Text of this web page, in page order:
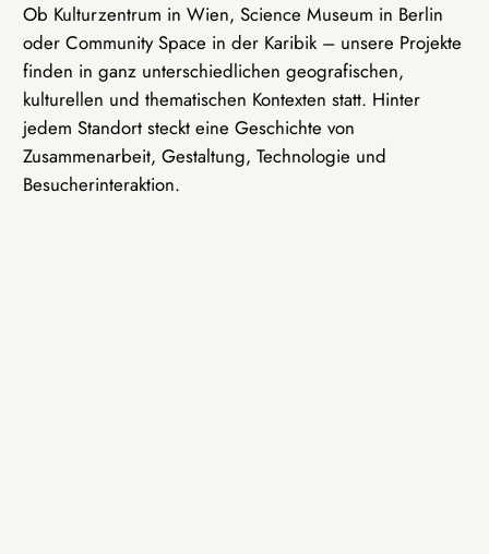
Ob Kulturzentrum in Wien, Science Museum in Berlin
oder Community Space in der Karibik – unsere Projekte
finden in ganz unterschiedlichen geografischen,
kulturellen und thematischen Kontexten statt. Hinter
jedem Standort steckt eine Geschichte von
Zusammenarbeit, Gestaltung, Technologie und
Besucherinteraktion.